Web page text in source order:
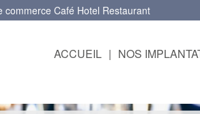
commerce Café Hotel Restaurant
ACCUEIL | NOS